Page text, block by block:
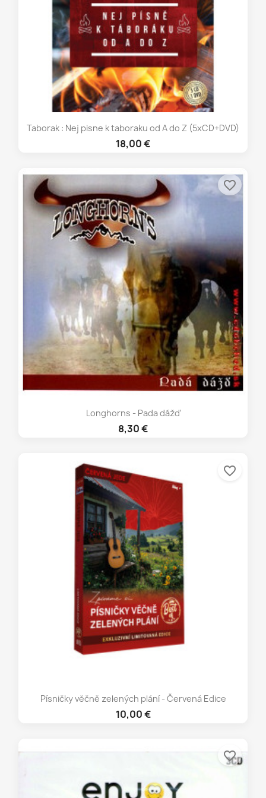
Taborak : Nej pisne k taboraku od A do Z (5xCD+DVD)
18,00 €
Longhorns - Pada dážď
8,30 €
favorite_border
Písničky věčně zelených plání - Červená Edice
10,00 €
favorite_border
favorite_border